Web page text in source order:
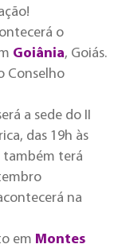
o
Goiânia, Goiás.
Conselho
a sede do II
das 19h às
também terá
na
em Montes